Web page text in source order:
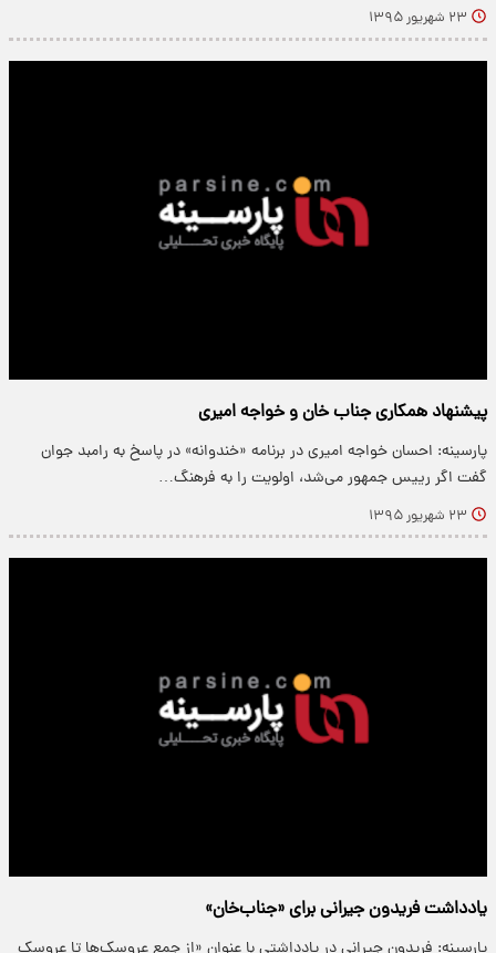
۲۳ شهریور ۱۳۹۵
پیشنهاد همکاری جناب خان و خواجه امیری
پارسینه: احسان خواجه امیری در برنامه «خندوانه» در پاسخ به رامبد جوان
گفت اگر رییس جمهور می‌شد، اولویت را به فرهنگ…
۲۳ شهریور ۱۳۹۵
یادداشت فریدون جیرانی برای «جناب‌خان»